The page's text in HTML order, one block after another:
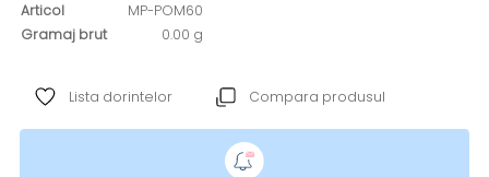
Articol
MP-POM60
Gramaj brut
0.00 g
Lista dorintelor Compara produsul